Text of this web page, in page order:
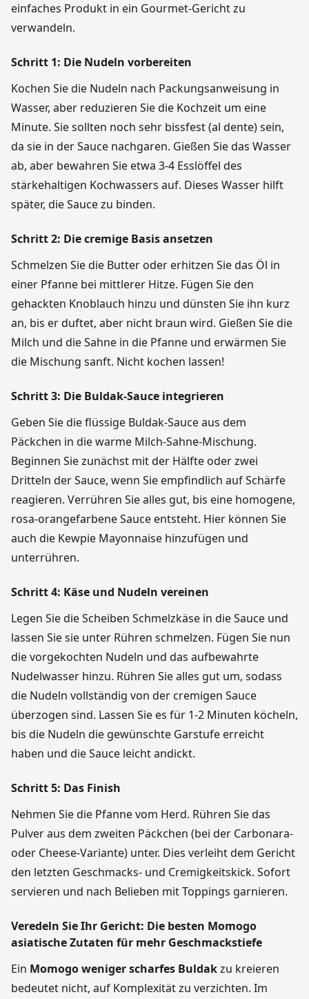
einfaches Produkt in ein Gourmet-Gericht zu
verwandeln.
Schritt 1: Die Nudeln vorbereiten
Kochen Sie die Nudeln nach Packungsanweisung in
Wasser, aber reduzieren Sie die Kochzeit um eine
Minute. Sie sollten noch sehr bissfest (al dente) sein,
da sie in der Sauce nachgaren. Gießen Sie das Wasser
ab, aber bewahren Sie etwa 3-4 Esslöffel des
stärkehaltigen Kochwassers auf. Dieses Wasser hilft
später, die Sauce zu binden.
Schritt 2: Die cremige Basis ansetzen
Schmelzen Sie die Butter oder erhitzen Sie das Öl in
einer Pfanne bei mittlerer Hitze. Fügen Sie den
gehackten Knoblauch hinzu und dünsten Sie ihn kurz
an, bis er duftet, aber nicht braun wird. Gießen Sie die
Milch und die Sahne in die Pfanne und erwärmen Sie
die Mischung sanft. Nicht kochen lassen!
Schritt 3: Die Buldak-Sauce integrieren
Geben Sie die flüssige Buldak-Sauce aus dem
Päckchen in die warme Milch-Sahne-Mischung.
Beginnen Sie zunächst mit der Hälfte oder zwei
Dritteln der Sauce, wenn Sie empfindlich auf Schärfe
reagieren. Verrühren Sie alles gut, bis eine homogene,
rosa-orangefarbene Sauce entsteht. Hier können Sie
auch die Kewpie Mayonnaise hinzufügen und
unterrühren.
Schritt 4: Käse und Nudeln vereinen
Legen Sie die Scheiben Schmelzkäse in die Sauce und
lassen Sie sie unter Rühren schmelzen. Fügen Sie nun
die vorgekochten Nudeln und das aufbewahrte
Nudelwasser hinzu. Rühren Sie alles gut um, sodass
die Nudeln vollständig von der cremigen Sauce
überzogen sind. Lassen Sie es für 1-2 Minuten köcheln,
bis die Nudeln die gewünschte Garstufe erreicht
haben und die Sauce leicht andickt.
Schritt 5: Das Finish
Nehmen Sie die Pfanne vom Herd. Rühren Sie das
Pulver aus dem zweiten Päckchen (bei der Carbonara-
oder Cheese-Variante) unter. Dies verleiht dem Gericht
den letzten Geschmacks- und Cremigkeitskick. Sofort
servieren und nach Belieben mit Toppings garnieren.
Veredeln Sie Ihr Gericht: Die besten Momogo
asiatische Zutaten für mehr Geschmackstiefe
Ein Momogo weniger scharfes Buldakzu kreieren
bedeutet nicht, auf Komplexität zu verzichten. Im